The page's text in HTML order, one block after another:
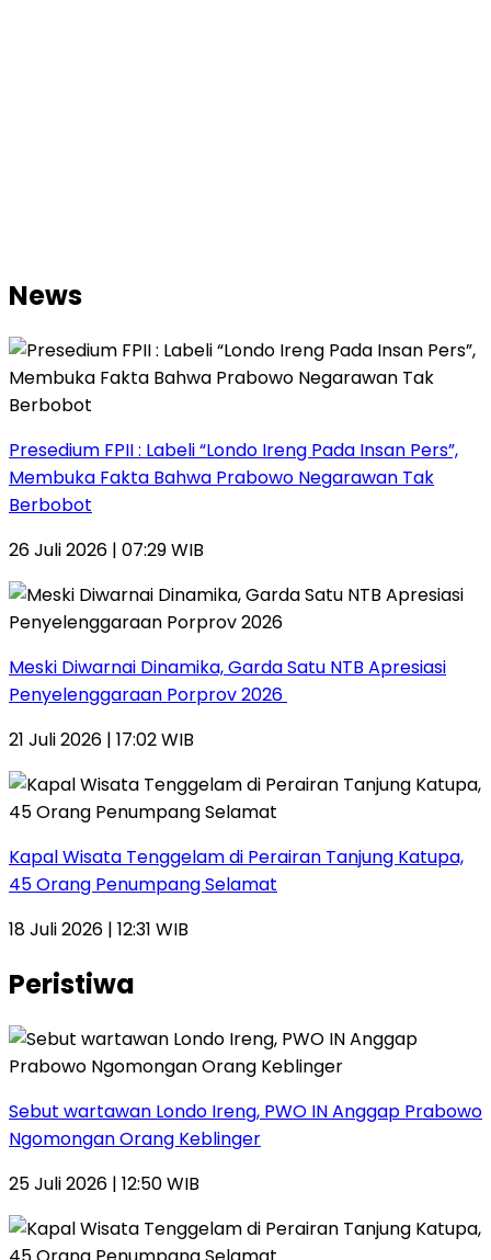
News
Presedium FPII : Labeli “Londo Ireng Pada Insan Pers”,
Membuka Fakta Bahwa Prabowo Negarawan Tak
Berbobot
26 Juli 2026 | 07:29 WIB
Meski Diwarnai Dinamika, Garda Satu NTB Apresiasi
Penyelenggaraan Porprov 2026 ‎
21 Juli 2026 | 17:02 WIB
Kapal Wisata Tenggelam di Perairan Tanjung Katupa,
45 Orang Penumpang Selamat
18 Juli 2026 | 12:31 WIB
Peristiwa
Sebut wartawan Londo Ireng, PWO IN Anggap Prabowo
Ngomongan Orang Keblinger
25 Juli 2026 | 12:50 WIB